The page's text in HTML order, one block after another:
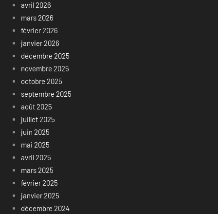
avril 2026
mars 2026
février 2026
janvier 2026
décembre 2025
novembre 2025
octobre 2025
septembre 2025
août 2025
juillet 2025
juin 2025
mai 2025
avril 2025
mars 2025
février 2025
janvier 2025
décembre 2024